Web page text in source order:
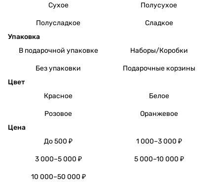
Сухое
Полусухое
Полусладкое
Сладкое
Упаковка
В подарочной упаковке
Наборы/Коробки
Без упаковки
Подарочные корзины
Цвет
Красное
Белое
Розовое
Оранжевое
Цена
До 500 ₽
1 000–3 000 ₽
3 000–5 000 ₽ 5 000–10 000 ₽
10 000–50 000 ₽